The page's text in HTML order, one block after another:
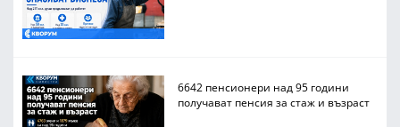
6642 пенсионери над 95 години
получават пенсия за стаж и възраст